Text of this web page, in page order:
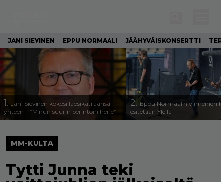
JANI SIEVINEN EPPU NORMAALI JÄÄHYVÄISKONSERTTI
1. Jani Sievinen kokosi lapsikatraansa
yhteen – ”Minun suurin perintöni heille”
2. Eppu Normaalin viimeinen
esitetään Ylellä
MM-KULTA
Tytti Junna teki